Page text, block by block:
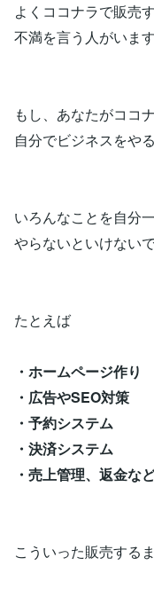
よくココナラで販売
不満を言う人がいます
もし、あなたがココ
自分でビジネスをや
いろんなことを自分
やらないといけない
たとえば
・ホームページ作り
・広告やSEO対策
・予約システム
・決済システム
・売上管理、返金な
こういった販売する